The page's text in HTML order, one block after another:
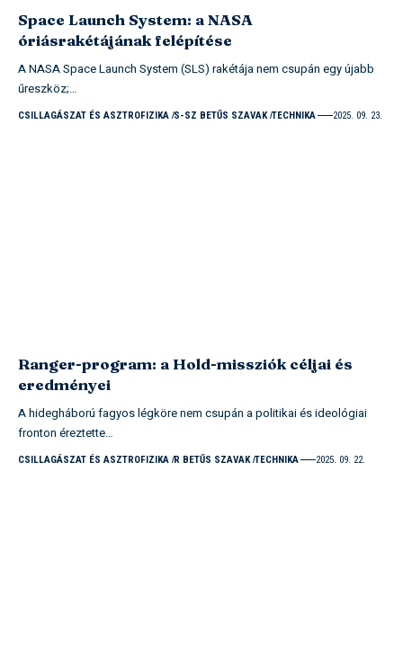
Space Launch System: a NASA
óriásrakétájának felépítése
A NASA Space Launch System (SLS) rakétája nem csupán egy újabb
űreszköz;…
CSILLAGÁSZAT ÉS ASZTROFIZIKA S-SZ BETŰS SZAVAK TECHNIKA 2025. 09. 23.
Ranger-program: a Hold-missziók céljai és
eredményei
A hidegháború fagyos légköre nem csupán a politikai és ideológiai
fronton éreztette…
CSILLAGÁSZAT ÉS ASZTROFIZIKA R BETŰS SZAVAK TECHNIKA 2025. 09. 22.